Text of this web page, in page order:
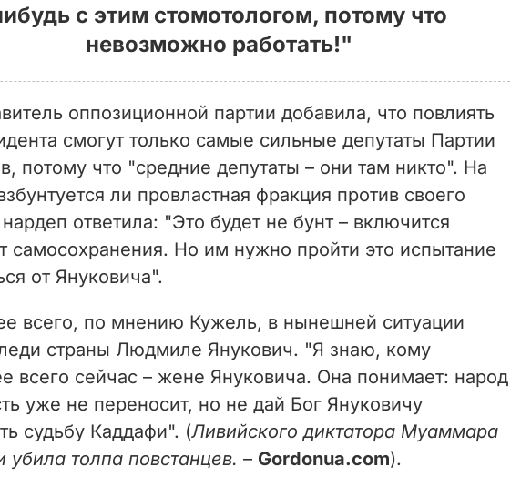
с этим стомотологом, потому что
невозможно работать!"
оппозиционной партии добавила, что повлиять
смогут только самые сильные депутаты Партии
потому что "средние депутаты – они там никто". На
ли провластная фракция против своего
ответила: "Это будет не бунт – включится
самосохранения. Но им нужно пройти это испытание
от Януковича".
всего, по мнению Кужель, в нынешней ситуации
страны Людмиле Янукович. "Я знаю, кому
всего сейчас – жене Януковича. Она понимает: народ
уже не переносит, но не дай Бог Януковичу
судьбу Каддафи". (Ливийского диктатора Муаммара
убила толпа повстанцев. – Gordonua.com).